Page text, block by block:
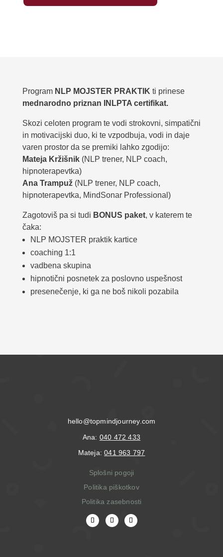
količina
Program NLP MOJSTER PRAKTIK ti prinese
mednarodno priznan INLPTA certifikat.
Skozi celoten program te vodi strokovni, simpatični
in motivacijski duo, ki te vzpodbuja, vodi in daje
varen prostor da se premiki lahko zgodijo:
Mateja Kržišnik (NLP trener, NLP coach,
hipnoterapevtka)
Ana Trampuž (NLP trener, NLP coach,
hipnoterapevtka, MindSonar Professional)
Zagotoviš pa si tudi BONUS paket, v katerem te
čaka:
NLP MOJSTER praktik kartice
coaching 1:1
vadbena skupina
hipnotični posnetek za poslovno uspešnost
presenečenje, ki ga ne boš nikoli pozabila
hello@topmindjourney.com
Ana: 040 472 433
Mateja:041 963 797
Splošni pogoji
Politika piškotkov
Politika zasebnosti